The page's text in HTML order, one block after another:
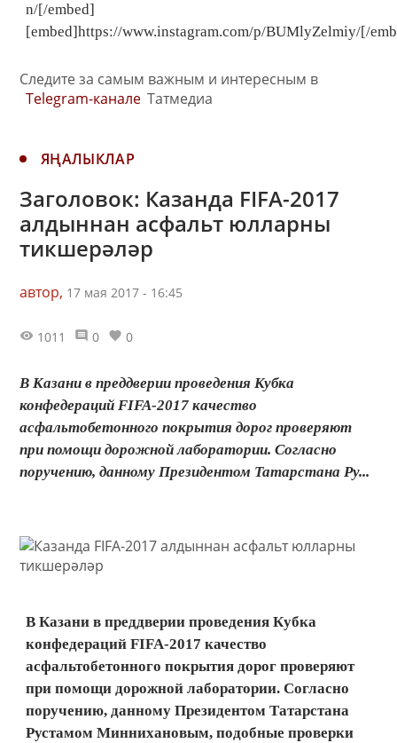
n/[/embed]
[embed]https://www.instagram.com/p/BUMlyZelmiy/[/
Следите за самым важным и интересным в
Telegram-канале Татмедиа
ЯҢАЛЫКЛАР
Заголовок: Казанда FIFA-2017
алдыннан асфальт юлларны
тикшерәләр
автор, 17 мая 2017 - 16:45
1011 0 0
В Казани в преддверии проведения Кубка
конфедераций FIFA-2017 качество
асфальтобетонного покрытия дорог проверяют
при помощи дорожной лаборатории. Согласно
поручению, данному Президентом Татарстана Ру...
В Казани в преддверии проведения Кубка
конфедераций FIFA-2017 качество
асфальтобетонного покрытия дорог проверяют
при помощи дорожной лаборатории. Согласно
поручению, данному Президентом Татарстана
Рустамом Миннихановым, подобные проверки